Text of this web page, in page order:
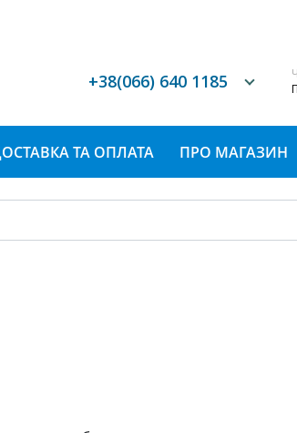
+38(066) 640 1185
ТА ОПЛАТА ПРО МАГАЗИН